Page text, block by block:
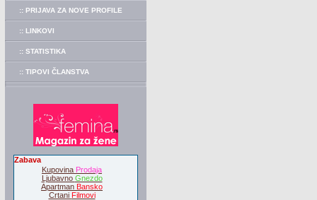
:: PRIJAVA ZA NOVE PROFILE
:: LINKOVI
:: STATISTIKA
:: TIPOVI ČLANSTVA
Zabava
Kupovina Prodaja
Ljubavno Gnezdo
Apartman Bansko
Crtani Filmovi